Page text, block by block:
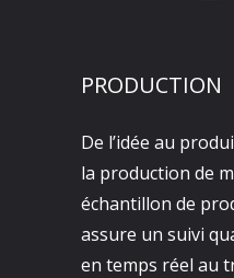
PRODUCTION
De l’idée au
la production de
échantillon de
assure un suivi
en temps réel au